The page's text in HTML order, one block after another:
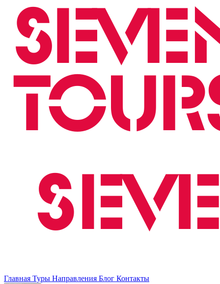
Главная Туры Направления Блог Контакты